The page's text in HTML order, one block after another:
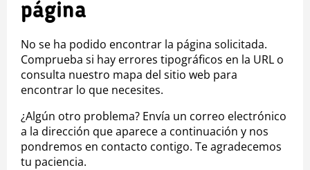
página
No se ha podido encontrar la página solicitada.
Comprueba si hay errores tipográficos en la URL o
consulta nuestro mapa del sitio web para
encontrar lo que necesites.
¿Algún otro problema? Envía un correo electrónico
a la dirección que aparece a continuación y nos
pondremos en contacto contigo. Te agradecemos
tu paciencia.